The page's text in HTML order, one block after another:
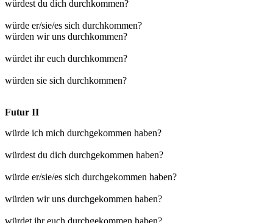
würdest du dich durchkommen?
würde er/sie/es sich durchkommen?
würden wir uns durchkommen?
würdet ihr euch durchkommen?
würden sie sich durchkommen?
Futur II
würde ich mich durchgekommen haben?
würdest du dich durchgekommen haben?
würde er/sie/es sich durchgekommen haben?
würden wir uns durchgekommen haben?
würdet ihr euch durchgekommen haben?